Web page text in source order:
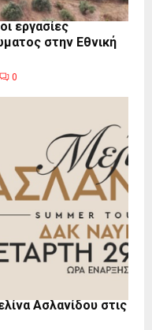
εργασίες
στην Εθνική
0
Ασλανίδου στις